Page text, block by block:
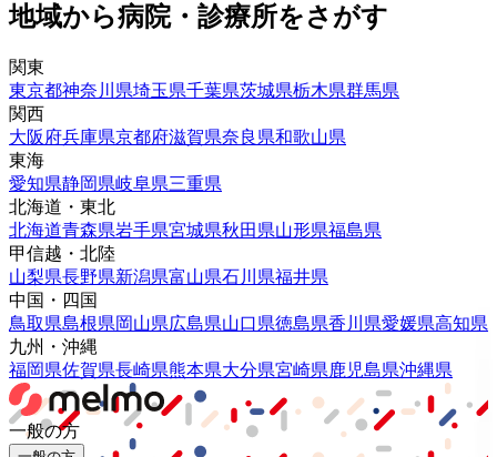
地域から病院・診療所をさがす
関東
東京都神奈川県埼玉県千葉県茨城県栃木県群馬県
関西
大阪府兵庫県京都府滋賀県奈良県和歌山県
東海
愛知県静岡県岐阜県三重県
北海道・東北
北海道青森県岩手県宮城県秋田県山形県福島県
甲信越・北陸
山梨県長野県新潟県富山県石川県福井県
中国・四国
鳥取県島根県岡山県広島県山口県徳島県香川県愛媛県高知県
九州・沖縄
福岡県佐賀県長崎県熊本県大分県宮崎県鹿児島県沖縄県
一般の方